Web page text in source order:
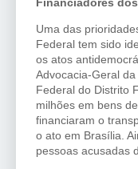
Uma das
Federal tem sido
os atos
Advocacia-Geral
Federal do Distrito
milhões em bens
financiaram o
o ato em Brasília.
pessoas acusadas